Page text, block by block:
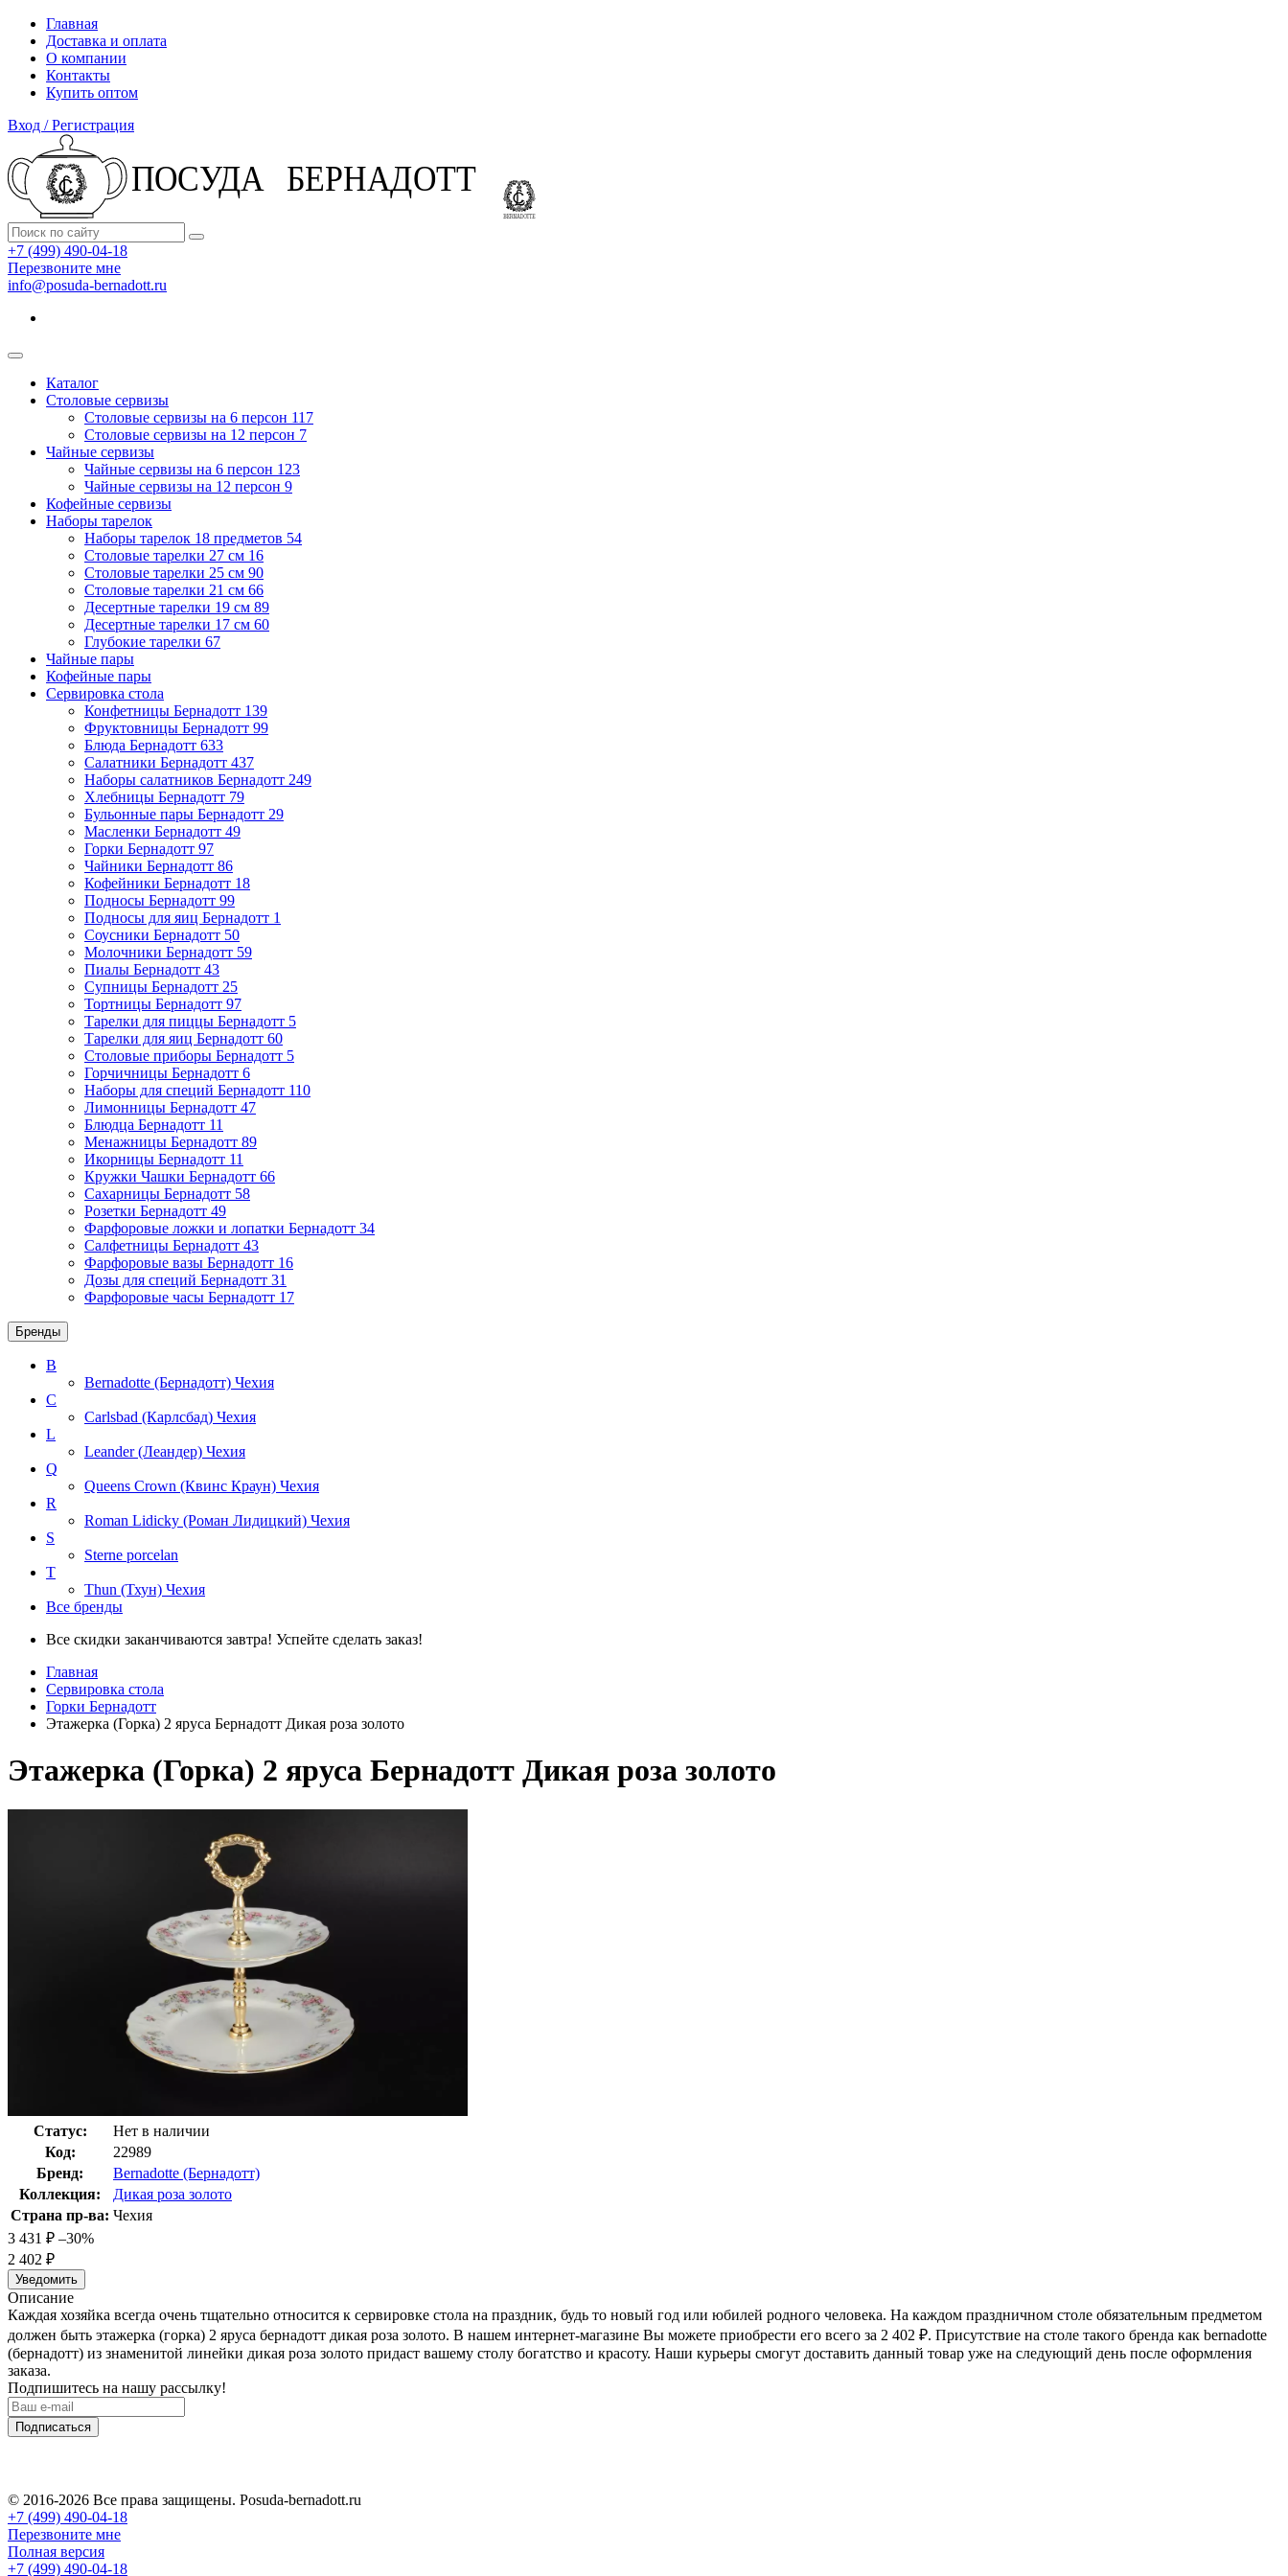
Главная
Доставка и оплата
О компании
Контакты
Купить оптом
Вход / Регистрация
+7 (499) 490-04-18
Перезвоните мне
info@posuda-bernadott.ru
Каталог
Столовые сервизы
Столовые сервизы на 6 персон 117
Столовые сервизы на 12 персон 7
Чайные сервизы
Чайные сервизы на 6 персон 123
Чайные сервизы на 12 персон 9
Кофейные сервизы
Наборы тарелок
Наборы тарелок 18 предметов 54
Столовые тарелки 27 см 16
Столовые тарелки 25 см 90
Столовые тарелки 21 см 66
Десертные тарелки 19 см 89
Десертные тарелки 17 см 60
Глубокие тарелки 67
Чайные пары
Кофейные пары
Сервировка стола
Конфетницы Бернадотт 139
Фруктовницы Бернадотт 99
Блюда Бернадотт 633
Салатники Бернадотт 437
Наборы салатников Бернадотт 249
Хлебницы Бернадотт 79
Бульонные пары Бернадотт 29
Масленки Бернадотт 49
Горки Бернадотт 97
Чайники Бернадотт 86
Кофейники Бернадотт 18
Подносы Бернадотт 99
Подносы для яиц Бернадотт 1
Соусники Бернадотт 50
Молочники Бернадотт 59
Пиалы Бернадотт 43
Супницы Бернадотт 25
Тортницы Бернадотт 97
Тарелки для пиццы Бернадотт 5
Тарелки для яиц Бернадотт 60
Столовые приборы Бернадотт 5
Горчичницы Бернадотт 6
Наборы для специй Бернадотт 110
Лимонницы Бернадотт 47
Блюдца Бернадотт 11
Менажницы Бернадотт 89
Икорницы Бернадотт 11
Кружки Чашки Бернадотт 66
Сахарницы Бернадотт 58
Розетки Бернадотт 49
Фарфоровые ложки и лопатки Бернадотт 34
Салфетницы Бернадотт 43
Фарфоровые вазы Бернадотт 16
Дозы для специй Бернадотт 31
Фарфоровые часы Бернадотт 17
Бренды
B
Bernadotte (Бернадотт) Чехия
C
Carlsbad (Карлсбад) Чехия
L
Leander (Леандер) Чехия
Q
Queens Crown (Квинс Краун) Чехия
R
Roman Lidicky (Роман Лидицкий) Чехия
S
Sterne porcelan
T
Thun (Тхун) Чехия
Все бренды
Все скидки заканчиваются завтра! Успейте сделать заказ!
Главная
Сервировка стола
Горки Бернадотт
Этажерка (Горка) 2 яруса Бернадотт Дикая роза золото
Этажерка (Горка) 2 яруса Бернадотт Дикая роза золото
Статус:
Нет в наличии
Код:
22989
Бренд:
Bernadotte (Бернадотт)
Коллекция:
Дикая роза золото
Страна пр-ва: Чехия
3 431 ₽ –30%
2 402 ₽
Уведомить
Описание
Каждая хозяйка всегда очень тщательно относится к сервировке стола на праздник, будь то новый год или юбилей родного человека. На каждом праздничном столе обязательным предметом
должен быть этажерка (горка) 2 яруса бернадотт дикая роза золото. В нашем интернет-магазине Вы можете приобрести его всего за 2 402 ₽. Присутствие на столе такого бренда как bernadotte
(бернадотт) из знаменитой линейки дикая роза золото придаст вашему столу богатство и красоту. Наши курьеры смогут доставить данный товар уже на следующий день после оформления
заказа.
Подпишитесь на нашу рассылку!
Подписаться
© 2016-2026 Все права защищены. Posuda-bernadott.ru
+7 (499) 490-04-18
Перезвоните мне
Полная версия
+7 (499) 490-04-18